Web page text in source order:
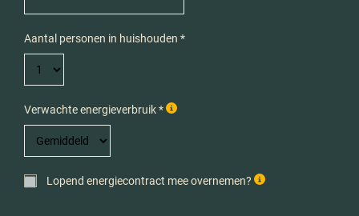
Aantal personen in huishouden *
Verwachte energieverbruik *
Lopend energiecontract mee overnemen?